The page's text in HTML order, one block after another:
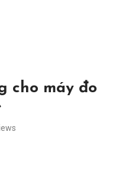
cho máy đo